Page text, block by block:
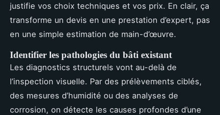
justifie vos choix techniques et vos prix. En clair, ça
transforme un devis en une prestation d’expert, pas
en une simple estimation de main-d’œuvre.
Identifier les pathologies du bâti existant
Les diagnostics structurels vont au-delà de
l’inspection visuelle. Par des prélèvements ciblés,
des mesures d’humidité ou des analyses de
corrosion, on détecte les causes profondes d’une